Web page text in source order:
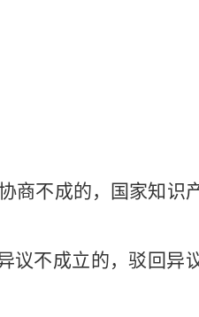
商不成的，国家知识
议不成立的，驳回异